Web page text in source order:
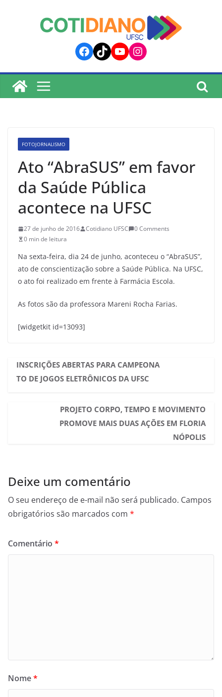
Facebook
TikTokYouTube
Instagram
FOTOJORNALISMO
Ato “AbraSUS” em favor
da Saúde Pública
acontece na UFSC
27 de junho de 2016 Cotidiano UFSC
0 Comments
0 min de leitura
Na sexta-feira, dia 24 de junho, aconteceu o “AbraSUS”,
ato de conscientização sobre a Saúde Pública. Na UFSC,
o ato foi realizado em frente à Farmácia Escola.
As fotos são da professora Mareni Rocha Farias.
[widgetkit id=13093]
INSCRIÇÕES ABERTAS PARA CAMPEONA
TO DE JOGOS ELETRÔNICOS DA UFSC
PROJETO CORPO, TEMPO E MOVIMENTO
PROMOVE MAIS DUAS AÇÕES EM FLORIA
NÓPOLIS
Deixe um comentário
O seu endereço de e-mail não será publicado. Campos
obrigatórios são marcados com *
Comentário *
Nome*